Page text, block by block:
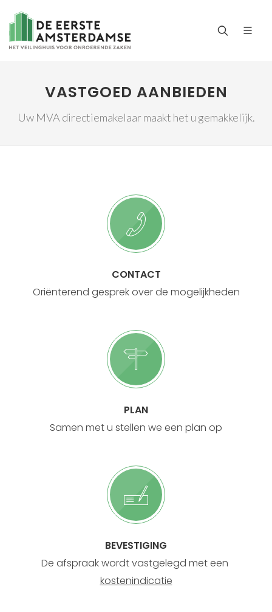
VASTGOED AANBIEDEN
Uw MVA directiemakelaar maakt het u gemakkelijk.
CONTACT
Oriënterend gesprek over de mogelijkheden
PLAN
Samen met u stellen we een plan op
BEVESTIGING
De afspraak wordt vastgelegd met een
kostenindicatie